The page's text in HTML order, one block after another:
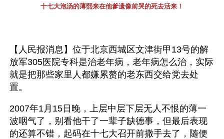
十七大泡汤的薄熙来在他爹遗像前哭的死去活来！
【人民报消息】位于北京西城区文津街甲13号的解
放军305医院专科是治老年病，老年病怎么治，实际
就是把那些家里人都嫌累赘的老东西交给党去处
置。
2007年1月15日晚，上层中层下层无人不恨的薄一
波咽气了，别看他干了一辈子缺德事，但最后表现
的还算不错，起码在十七大召开前撒手去了，随便